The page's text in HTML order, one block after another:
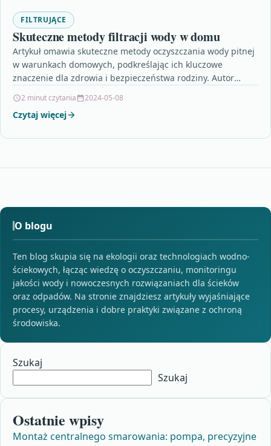
FILTRUJĄCE
Skuteczne metody filtracji wody w domu
Artykuł omawia skuteczne metody oczyszczania wody pitnej
w warunkach domowych, podkreślając ich kluczowe
znaczenie dla zdrowia i bezpieczeństwa rodziny. Autor
2 minut czytania 2024-05-08
Czytaj więcej
O blogu
Ten blog skupia się na ekologii oraz technologiach wodno-
ściekowych, łącząc wiedzę o oczyszczaniu, monitoringu
jakości wody i nowoczesnych rozwiązaniach dla ścieków
oraz odpadów. Na stronie znajdziesz artykuły wyjaśniające
procesy, urządzenia i dobre praktyki związane z ochroną
środowiska.
Szukaj
Szukaj
Ostatnie wpisy
Montaż centralnego smarowania: pompa, precyzyjne